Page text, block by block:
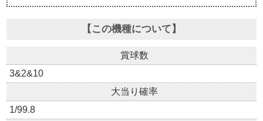
【この機種について】
賞球数
3&2&10
大当り確率
1/99.8